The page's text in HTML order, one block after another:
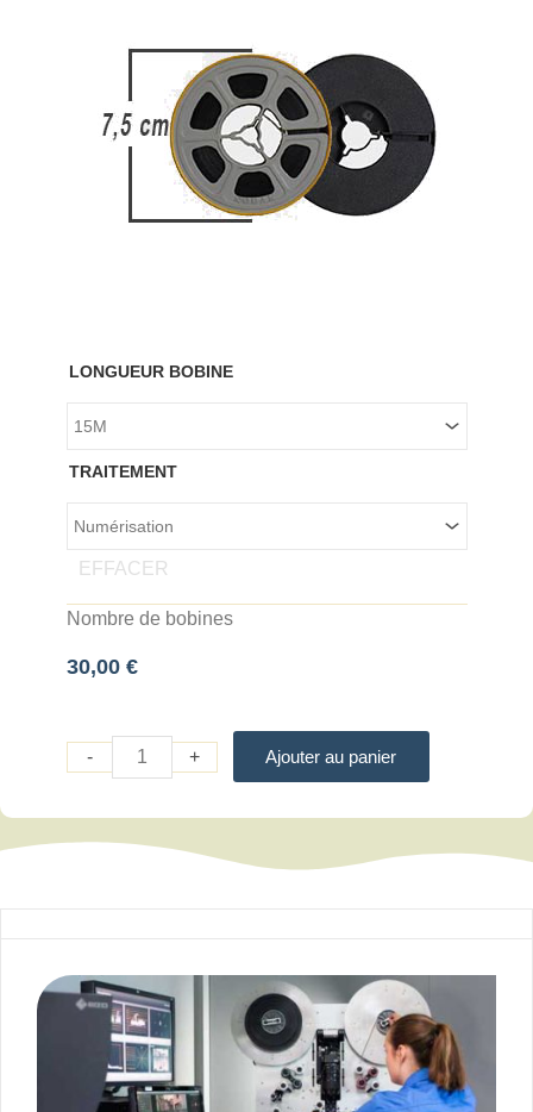
LONGUEUR BOBINE
TRAITEMENT
EFFACER
Nombre de bobines
30,00 €
-
Numérisation
+ Ajouter au panier